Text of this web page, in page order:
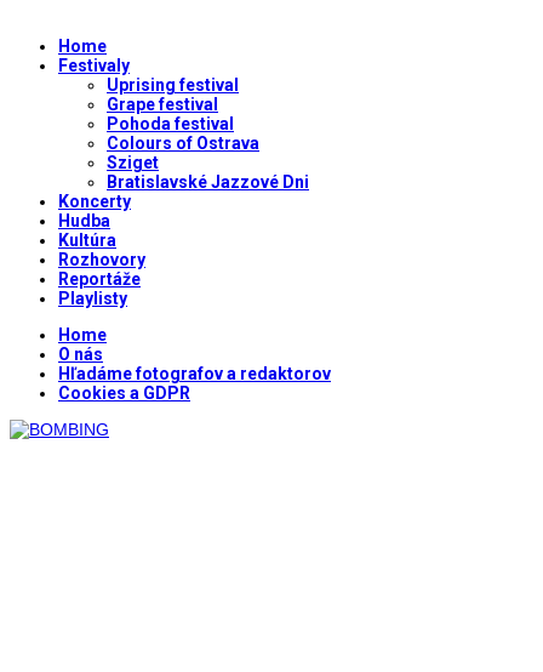
Home
Festivaly
Uprising festival
Grape festival
Pohoda festival
Colours of Ostrava
Sziget
Bratislavské Jazzové Dni
Koncerty
Hudba
Kultúra
Rozhovory
Reportáže
Playlisty
Home
O nás
Hľadáme fotografov a redaktorov
Cookies a GDPR